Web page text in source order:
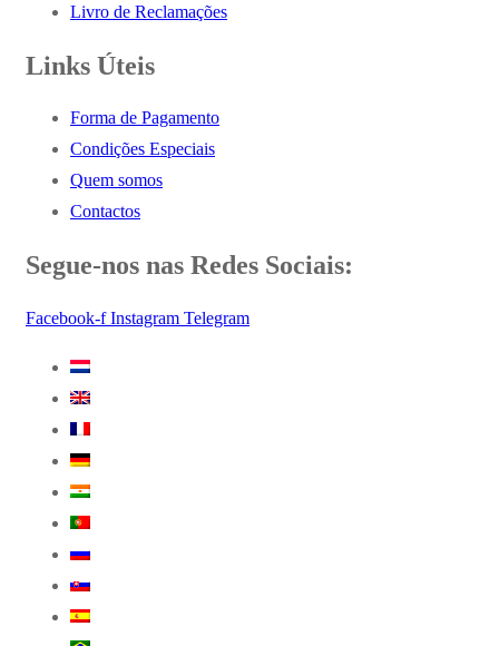
Livro de Reclamações
Links Úteis
Forma de Pagamento
Condições Especiais
Quem somos
Contactos
Segue-nos nas Redes Sociais:
Facebook-f Instagram Telegram